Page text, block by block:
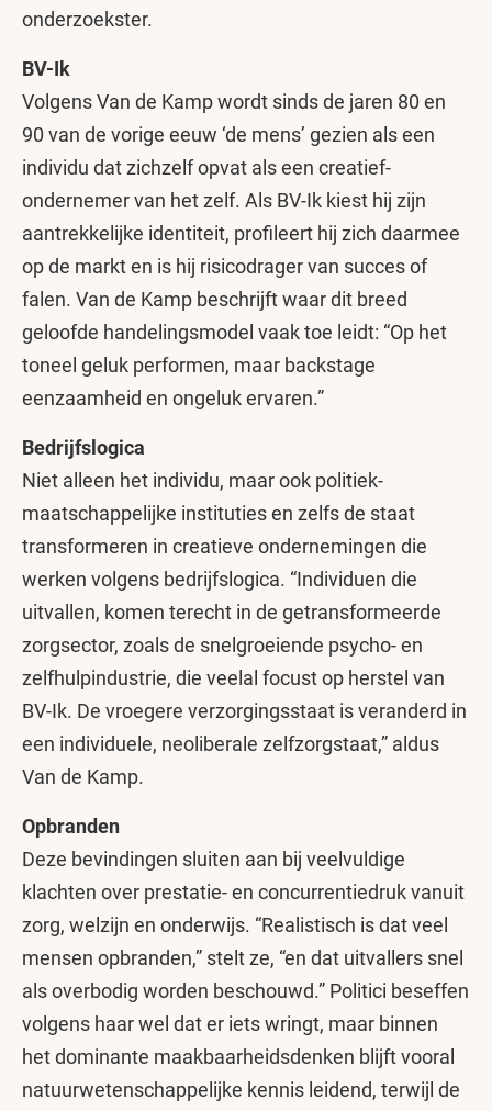
onderzoekster.
BV-Ik
Volgens Van de Kamp wordt sinds de jaren 80 en
90 van de vorige eeuw ‘de mens’ gezien als een
individu dat zichzelf opvat als een creatief-
ondernemer van het zelf. Als BV-Ik kiest hij zijn
aantrekkelijke identiteit, profileert hij zich daarmee
op de markt en is hij risicodrager van succes of
falen. Van de Kamp beschrijft waar dit breed
geloofde handelingsmodel vaak toe leidt: “Op het
toneel geluk performen, maar backstage
eenzaamheid en ongeluk ervaren.”
Bedrijfslogica
Niet alleen het individu, maar ook politiek-
maatschappelijke instituties en zelfs de staat
transformeren in creatieve ondernemingen die
werken volgens bedrijfslogica. “Individuen die
uitvallen, komen terecht in de getransformeerde
zorgsector, zoals de snelgroeiende psycho- en
zelfhulpindustrie, die veelal focust op herstel van
BV-Ik. De vroegere verzorgingsstaat is veranderd in
een individuele, neoliberale zelfzorgstaat,” aldus
Van de Kamp.
Opbranden
Deze bevindingen sluiten aan bij veelvuldige
klachten over prestatie- en concurrentiedruk vanuit
zorg, welzijn en onderwijs. “Realistisch is dat veel
mensen opbranden,” stelt ze, “en dat uitvallers snel
als overbodig worden beschouwd.” Politici beseffen
volgens haar wel dat er iets wringt, maar binnen
het dominante maakbaarheidsdenken blijft vooral
natuurwetenschappelijke kennis leidend, terwijl de